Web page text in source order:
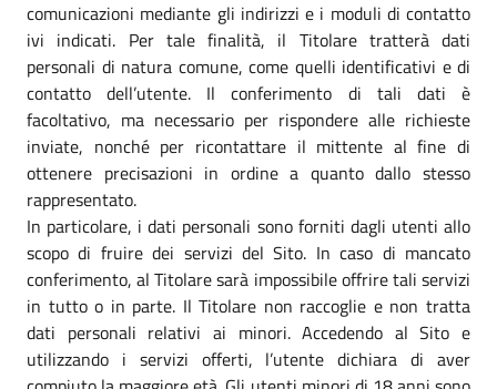
comunicazioni mediante gli indirizzi e i moduli di contatto
ivi indicati. Per tale finalità, il Titolare tratterà dati
personali di natura comune, come quelli identificativi e di
contatto dell’utente. Il conferimento di tali dati è
facoltativo, ma necessario per rispondere alle richieste
inviate, nonché per ricontattare il mittente al fine di
ottenere precisazioni in ordine a quanto dallo stesso
rappresentato.
In particolare, i dati personali sono forniti dagli utenti allo
scopo di fruire dei servizi del Sito. In caso di mancato
conferimento, al Titolare sarà impossibile offrire tali servizi
in tutto o in parte. Il Titolare non raccoglie e non tratta
dati personali relativi ai minori. Accedendo al Sito e
utilizzando i servizi offerti, l’utente dichiara di aver